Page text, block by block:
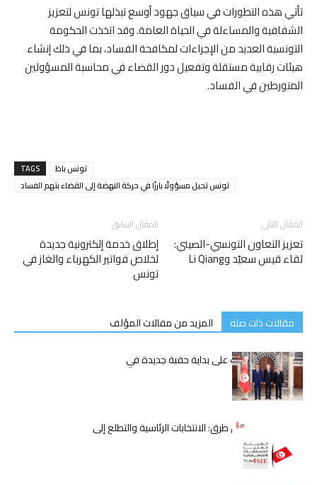
تأتي هذه التطورات في سياق جهود أوسع تبذلها تونس لتعزيز
الشفافية والمساءلة في الحياة العامة. وقد اتخذت الحكومة
التونسية العديد من الإجراءات لمكافحة الفساد، بما في ذلك إنشاء
هيئات رقابية مستقلة وتفعيل دور القضاء في محاسبة المسؤولين
المتورطين في الفساد.
TAGS
تونس باظ
تونس تحيل مسؤولًا بارزًا في حركة النهضة إلى القضاء بتهم الفساد
المقال السابق
إطلاق خدمة إلكترونية جديدة
لخلاص فواتير الكهرباء والغاز في
تونس
المقال التالى
تعزيز التعاون التونسي-الصيني:
لقاء قيس سعيّد وLi Qiang
مقالات ذات صله
المزيد من مقالات المؤلف
قيس سعيّد يُشرف على بداية حقبة جديدة في
الحكومة التونسية
تونس على مفترق طرق: الانتخابات الرئاسية والتطلع إلى
مستقبل أفضل